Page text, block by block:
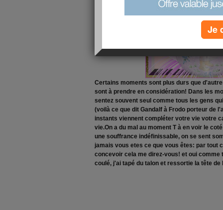
Certains moments sont plus durs que
sont à prendre en considération! Dans les
sentez souvent seul comme tous les gens
(voilà ce que dit Gandalf à Frodo porteur de
instants viennent compléter votre vie votre
vie.On a du mal au moment T à en voir le
une souffrance indéfinissable, on se sent
jamais vous etes ce que vous êtes: par tout
concevoir cela me direz-vous! et oui comme
coulé, j'ai tapé du talon et ressortie la tête de
Je